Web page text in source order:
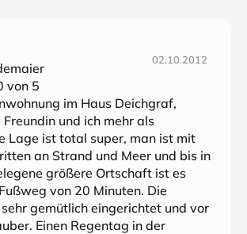
02.10.2012
von 5
im Haus Deichgraf,
und ich mehr als
Lage ist total super, man ist mit
an Strand und Meer und bis in
größere Ortschaft ist es
von 20 Minuten. Die
gemütlich eingerichtet und vor
Einen Regentag in der